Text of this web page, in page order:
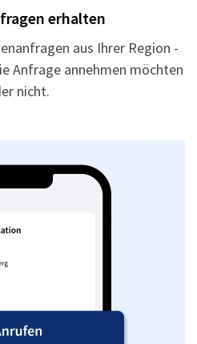
erhalten
aus Ihrer Region -
Anfrage annehmen möchten
nicht.